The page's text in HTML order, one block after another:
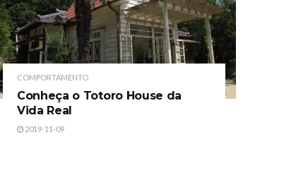
COMPORTAMENTO
Conheça o Totoro House da
Vida Real
2019-11-09